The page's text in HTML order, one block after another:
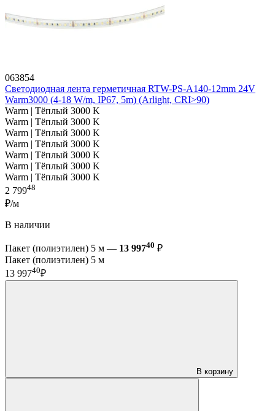
063854
Светодиодная лента герметичная RTW-PS-A140-12mm 24V
Warm3000 (4-18 W/m, IP67, 5m) (Arlight, CRI>90)
Warm | Тёплый 3000 K
Warm | Тёплый 3000 K
Warm | Тёплый 3000 K
Warm | Тёплый 3000 K
Warm | Тёплый 3000 K
Warm | Тёплый 3000 K
Warm | Тёплый 3000 K
2 79948
₽/м
В наличии
Пакет (полиэтилен) 5 м — 13 99740 ₽
Пакет (полиэтилен) 5 м
13 99740₽
В корзину